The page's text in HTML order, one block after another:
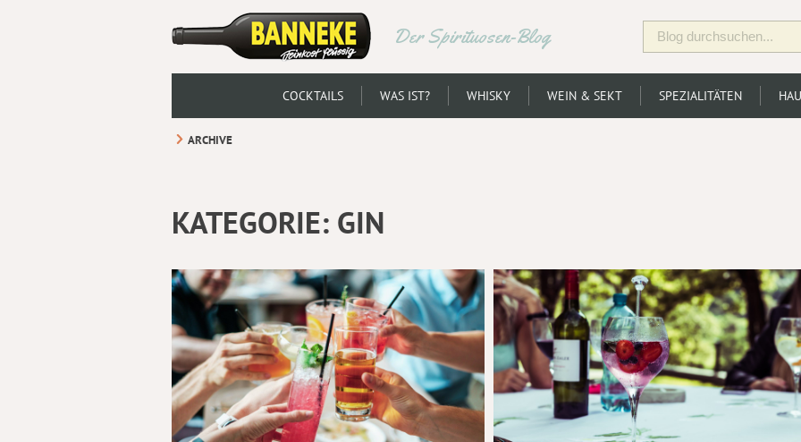
Der Spirituosen-Blog
COCKTAILS WAS IST? WHISKY WEIN & SEKT SPEZIALITÄTEN
ARCHIVE
KATEGORIE: GIN